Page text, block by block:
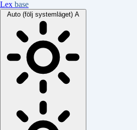
Lex base
Auto (följ systemläget) A